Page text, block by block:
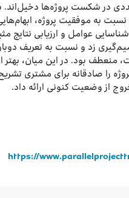
در شکست پروژه‌ها دخیل‌اند.
به موفقیت پروژه،
عوامل و ارزیابی نتایج
زد و نسبت به تعریف
منعطف بود. در این میان،
را صادقانه برای مشتری
از وضعیت کنونی ارائه داد.
https://